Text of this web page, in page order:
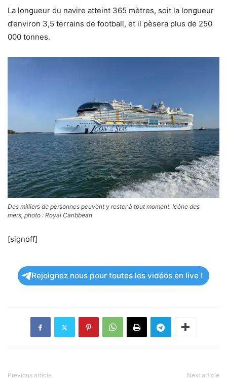
La longueur du navire atteint 365 mètres, soit la longueur
d’environ 3,5 terrains de football, et il pèsera plus de 250
000 tonnes.
Des milliers de personnes peuvent y rester à tout moment. Icône des
mers, photo : Royal Caribbean
[signoff]
Rejoignez nous pour toutes les vidéos en live !
Previous article Next article